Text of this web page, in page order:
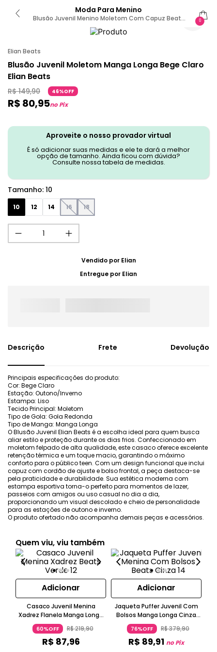
Moda Para Menino
Blusão Juvenil Menino Moletom Com Capuz Beats
0
Elian Beats
Blusão Juvenil Moletom Manga Longa Bege Claro
Elian Beats
R$ 149,90 46%OFF
R$ 80,95no Pix
Aproveite o nosso provador virtual
É só adicionar suas medidas e ele te dará a melhor
opção de tamanho. Ainda ficou com dúvida?
Consulte nossa tabela de medidas.
Tamanho: 10
10 12 14 16 18
Vendido por Elian
Entregue por Elian
Frete Devolução
Principais especificações do produto:
Cor: Bege Claro
Estação: Outono/Inverno
Estampa: Liso
Tecido Principal: Moletom
Tipo de Gola: Gola Redonda
Tipo de Manga: Manga Longa
O Blusão Juvenil Elian Beats é a escolha ideal para quem busca
aliar estilo e proteção durante os dias frios. Confeccionado em
moletom felpado de alta qualidade, este casaco oferece excelente
retenção térmica e um toque macio, garantindo o máximo
conforto para o público teen. Com um design funcional que inclui
capuz com cordão de ajuste e bolso frontal, a peça destaca-se
pela praticidade e durabilidade. Sua estética moderna com
estampa esportiva torna-o perfeito para momentos de lazer,
passeios com amigos ou uso casual no dia a dia,
proporcionando um visual descolado e cheio de personalidade
para as estações de outono e inverno.
O produto ofertado não acompanha demais peças e acessórios.
Quem viu, viu também
Adicionar
Casaco Juvenil Menina
Xadrez Flanela Manga Longa
Verde
60%OFF R$219,90
R$ 87,96
Adicionar
Jaqueta Puffer Juvenil Com
Bolsos Manga Longa Cinza
Claro
76%OFF R$379,90
R$ 89,91 no Pix